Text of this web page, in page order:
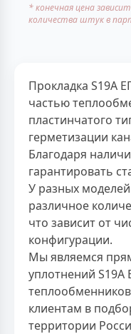
* конечная цена
количества штук в
Прокладка S19A
частью
пластинчатого
герметизации
Благодаря
гарантировать
У разных
различное
что зависит от
конфигурации.
Мы являемся
уплотнений S19A
клиентам в
территории